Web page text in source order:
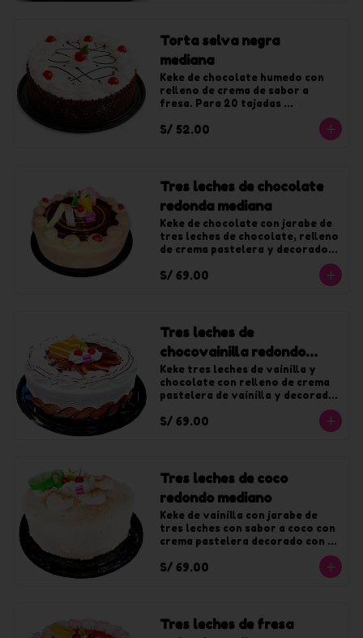
Torta selva negra
mediana
Keke de chocolate humedo con
relleno de crema de sabor a
fresa. Para 20 tajadas
S/ 52.00
Tres leches de chocolate
redonda mediana
Keke de chocolate con jarabe de
tres leches de chocolate, relleno
de crema pastelera y decorado
con chocolate. Para 20 tajadas.
S/ 69.00
Tres leches de
chocovainilla redondo
mediano
Keke tres leches de vainilla y
chocolate con relleno de crema
pastelera de vainilla y decorado
Para 20 tajadas.
S/ 69.00
Tres leches de coco
redondo mediano
Keke de vainilla con jarabe de
tres leches con sabor a coco con
crema pastelera decorado con
Para 20 tajadas.
S/ 69.00
Tres leches de fresa